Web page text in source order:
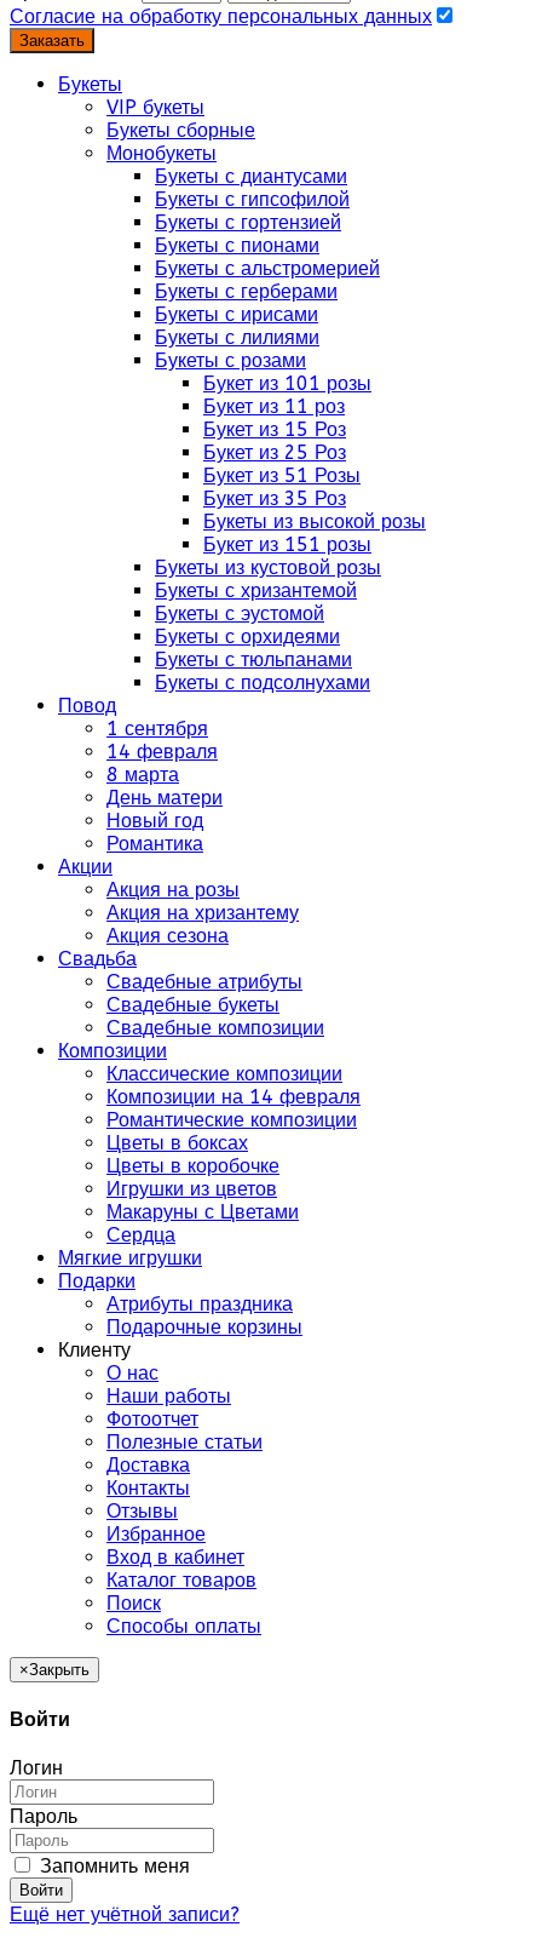
Согласие на обработку персональных данных
Заказать
Букеты
VIP букеты
Букеты сборные
Монобукеты
Букеты с диантусами
Букеты с гипсофилой
Букеты с гортензией
Букеты с пионами
Букеты с альстромерией
Букеты с герберами
Букеты с ирисами
Букеты с лилиями
Букеты с розами
Букет из 101 розы
Букет из 11 роз
Букет из 15 Роз
Букет из 25 Роз
Букет из 51 Розы
Букет из 35 Роз
Букеты из высокой розы
Букет из 151 розы
Букеты из кустовой розы
Букеты с хризантемой
Букеты с эустомой
Букеты с орхидеями
Букеты с тюльпанами
Букеты с подсолнухами
Повод
1 сентября
14 февраля
8 марта
День матери
Новый год
Романтика
Акции
Акция на розы
Акция на хризантему
Акция сезона
Свадьба
Свадебные атрибуты
Свадебные букеты
Свадебные композиции
Композиции
Классические композиции
Композиции на 14 февраля
Романтические композиции
Цветы в боксах
Цветы в коробочке
Игрушки из цветов
Макаруны с Цветами
Сердца
Мягкие игрушки
Подарки
Атрибуты праздника
Подарочные корзины
Клиенту
О нас
Наши работы
Фотоотчет
Полезные статьи
Доставка
Контакты
Отзывы
Избранное
Вход в кабинет
Каталог товаров
Поиск
Способы оплаты
×Закрыть
Войти
Логин
Пароль
Запомнить меня
Войти
Ещё нет учётной записи?